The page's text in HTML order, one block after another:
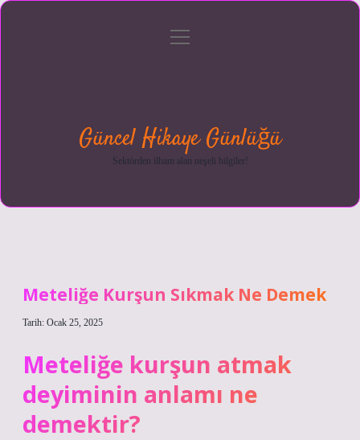
menüyü
Güncel Hikaye Günlüğü
Sektörden ilham alan neşeli bilgiler!
Meteliğe Kurşun Sıkmak Ne Demek
Tarih: Ocak 25, 2025
Meteliğe kurşun atmak
deyiminin anlamı ne
demektir?